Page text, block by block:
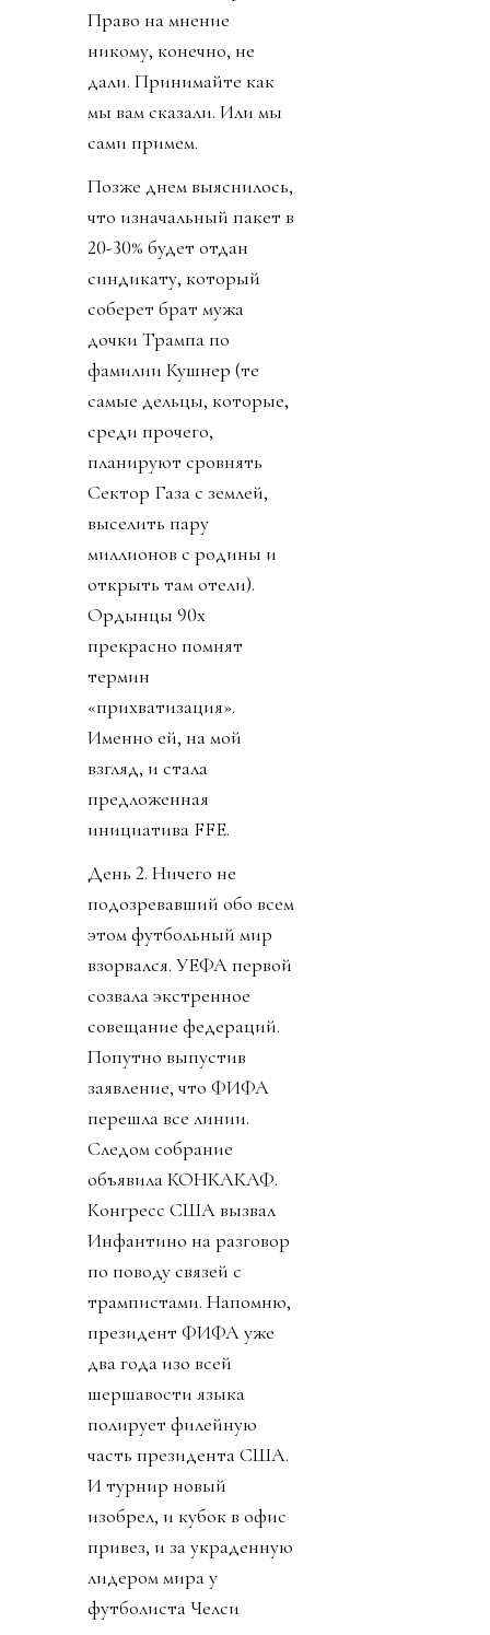
Право на мнение
никому, конечно, не
дали. Принимайте как
мы вам сказали. Или мы
сами примем.
Позже днем выяснилось,
что изначальный пакет в
20-30% будет отдан
синдикату, который
соберет брат мужа
дочки Трампа по
фамилии Кушнер (те
самые дельцы, которые,
среди прочего,
планируют сровнять
Сектор Газа с землей,
выселить пару
миллионов с родины и
открыть там отели).
Ордынцы 90х
прекрасно помнят
термин
«прихватизация».
Именно ей, на мой
взгляд, и стала
предложенная
инициатива FFE.
День 2. Ничего не
подозревавший обо всем
этом футбольный мир
взорвался. УЕФА первой
созвала экстренное
совещание федераций.
Попутно выпустив
заявление, что ФИФА
перешла все линии.
Следом собрание
объявила КОНКАКАФ.
Конгресс США вызвал
Инфантино на разговор
по поводу связей с
трампистами. Напомню,
президент ФИФА уже
два года изо всей
шершавости языка
полирует филейную
часть президента США.
И турнир новый
изобрел, и кубок в офис
привез, и за украденную
лидером мира у
футболиста Челси